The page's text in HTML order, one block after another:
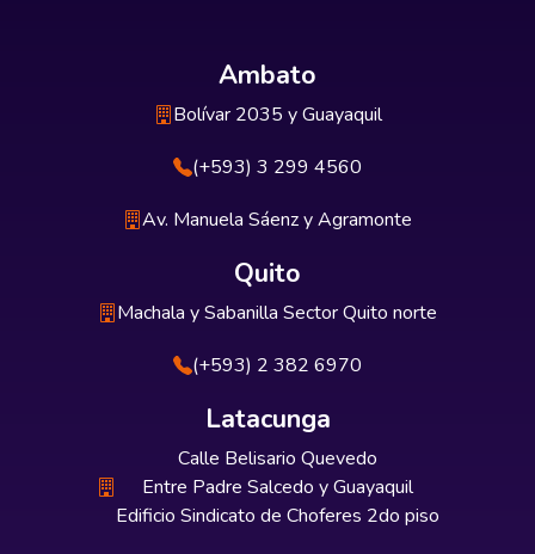
Ambato
Bolívar 2035 y Guayaquil
(+593) 3 299 4560
Av. Manuela Sáenz y Agramonte
Quito
Machala y Sabanilla Sector Quito norte
(+593) 2 382 6970
Latacunga
Calle Belisario Quevedo
Entre Padre Salcedo y Guayaquil
Edificio Sindicato de Choferes 2do piso